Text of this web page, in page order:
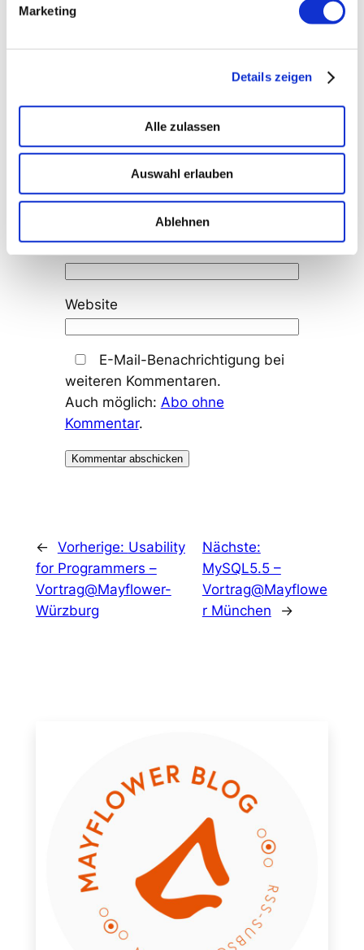
Marketing
Details zeigen
Alle zulassen
Auswahl erlauben
Ablehnen
sind mit
Name*
Website
E-Mail-Benachrichtigung bei
weiteren Kommentaren.
Auch möglich: Abo ohne
Kommentar.
← Vorherige: Usability
for Programmers –
Vortrag@Mayflower-
Würzburg
Nächste:
MySQL5.5 –
Vortrag@Mayflowe
r München
→